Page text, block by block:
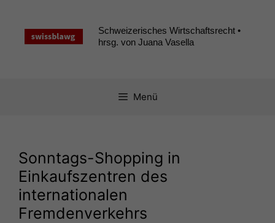
springen
Schweizerisches Wirtschaftsrecht •
hrsg. von Juana Vasella
Menü
Sonntags-Shopping in
Einkaufszentren des
internationalen
Fremdenverkehrs